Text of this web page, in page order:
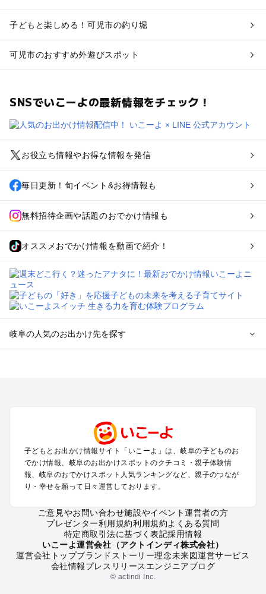
子どもと楽しめる！可児市の釣り堀
可児市のおすすめ外遊びスポット
SNSでいこーよの最新情報をチェック！
お役立ち情報やお得な情報を発信
毎日更新！旬イベント&お得情報も
無料招待企画や話題のおでかけ情報も
オススメおでかけ情報を動画で紹介！
岐阜の人気のお出かけ先を探す
高山・下呂・飛騨・奥飛騨周辺のプールお出かけ
郡上・美濃・関のプールお出かけ
木曽路・木曽周辺のプールお出かけ
白川郷のプールお出かけ
岐阜の遊園地
岐阜の動物園
岐阜のバーベキュー
岐阜の釣り
岐阜の牧場
子どもとお出かけ情報サイト「いこーよ」は、岐阜の子どものお
でかけ情報、岐阜のお出かけスポットのクチコミ・親子体験情
報、岐阜のおでかけスポット人気ランキングなど、親子のつなが
り・幸せを願って日々運営しております。
ご意見やお問い合わせ施設やイベント運営者の方
プレゼンター利用規約利用規約よくある質問
特定商取引法に基づく表記採用情報
いこーよ運営会社（アクトインディ株式会社）
運営会社トップブランドストーリー理念未来図運営サービス
会社情報プレスリリース エンジニアブログ
© actindi Inc.